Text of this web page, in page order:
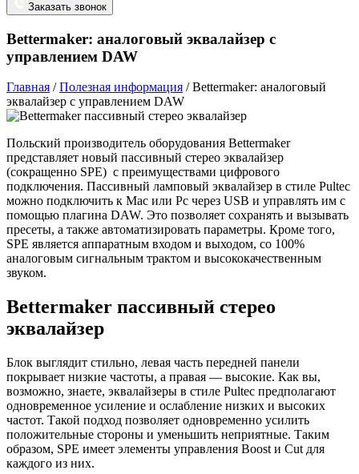
Заказать звонок
Bettermaker: аналоговый эквалайзер с
управлением DAW
Главная /Полезная информация /Bettermaker: аналоговый
эквалайзер с управлением DAW
Польский производитель оборудования Bettermaker
представляет новый пассивный стерео эквалайзер
(сокращенно SPE) с преимуществами цифрового
подключения. Пассивный ламповый эквалайзер в стиле Pultec
можно подключить к Mac или Pc через USB и управлять им с
помощью плагина DAW. Это позволяет сохранять и вызывать
пресеты, а также автоматизировать параметры. Кроме того,
SPE является аппаратным входом и выходом, со 100%
аналоговым сигнальным трактом и высококачественным
звуком.
Bettermaker пассивный стерео
эквалайзер
Блок выглядит стильно, левая часть передней панели
покрывает низкие частоты, а правая — высокие. Как вы,
возможно, знаете, эквалайзеры в стиле Pultec предполагают
одновременное усиление и ослабление низких и высоких
частот. Такой подход позволяет одновременно усилить
положительные стороны и уменьшить неприятные. Таким
образом, SPE имеет элементы управления Boost и Cut для
каждого из них.